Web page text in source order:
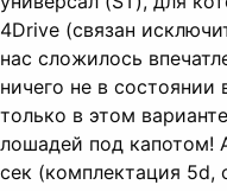
4Drive (связан
нас сложилось
ничего не в
только в этом
лошадей под капотом!
сек (комплектация 5d,